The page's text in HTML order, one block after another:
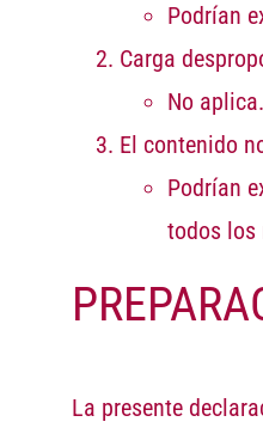
Podrían
Carga
No aplica.
El contenido
Podrían
todos los
La presente